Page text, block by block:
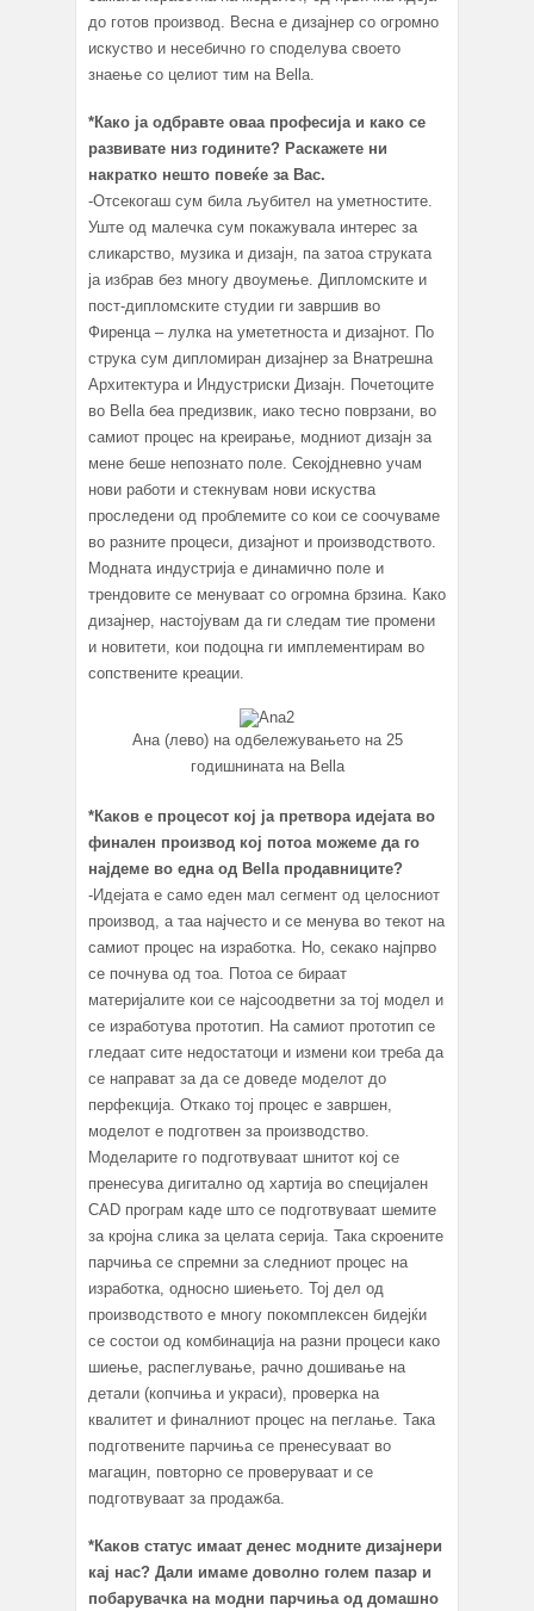
до готов производ. Весна е дизајнер со огромно
искуство и несебично го споделува своето
знаење со целиот тим на Bella.
*Како ја одбравте оваа професија и како се
развивате низ годините? Раскажете ни
накратко нешто повеќе за Вас.
-Отсекогаш сум била љубител на уметностите.
Уште од малечка сум покажувала интерес за
сликарство, музика и дизајн, па затоа струката
ја избрав без многу двоумење. Дипломските и
пост-дипломските студии ги завршив во
Фиренца – лулка на умететноста и дизајнот. По
струка сум дипломиран дизајнер за Внатрешна
Архитектура и Индустриски Дизајн. Почетоците
во Bella беа предизвик, иако тесно поврзани, во
самиот процес на креирање, модниот дизајн за
мене беше непознато поле. Секојдневно учам
нови работи и стекнувам нови искуства
проследени од проблемите со кои се соочуваме
во разните процеси, дизајнот и производството.
Модната индустрија е динамично поле и
трендовите се менуваат со огромна брзина. Како
дизајнер, настојувам да ги следам тие промени
и новитети, кои подоцна ги имплементирам во
сопствените креации.
Ана (лево) на одбележувањето на 25
годишнината на Bella
*Каков е процесот кој ја претвора идејата во
финален производ кој потоа можеме да го
најдеме во една од Bella продавниците?
-Идејата е само еден мал сегмент од целосниот
производ, а таа најчесто и се менува во текот на
самиот процес на изработка. Но, секако најпрво
се почнува од тоа. Потоа се бираат
материјалите кои се најсоодветни за тој модел и
се изработува прототип. На самиот прототип се
гледаат сите недостатоци и измени кои треба да
се направат за да се доведе моделот до
перфекција. Откако тој процес е завршен,
моделот е подготвен за производство.
Моделарите го подготвуваат шнитот кој се
пренесува дигитално од хартија во специјален
CAD програм каде што се подготвуваат шемите
за кројна слика за целата серија. Така скроените
парчиња се спремни за следниот процес на
изработка, односно шиењето. Тој дел од
производството е многу покомплексен бидејќи
се состои од комбинација на разни процеси како
шиење, распеглување, рачно дошивање на
детали (копчиња и украси), проверка на
квалитет и финалниот процес на пеглање. Така
подготвените парчиња се пренесуваат во
магацин, повторно се проверуваат и се
подготвуваат за продажба.
*Каков статус имаат денес модните дизајнери
кај нас? Дали имаме доволно голем пазар и
побарувачка на модни парчиња од домашно